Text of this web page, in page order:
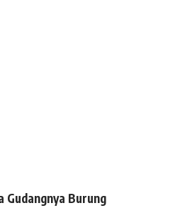
Gudangnya Burung